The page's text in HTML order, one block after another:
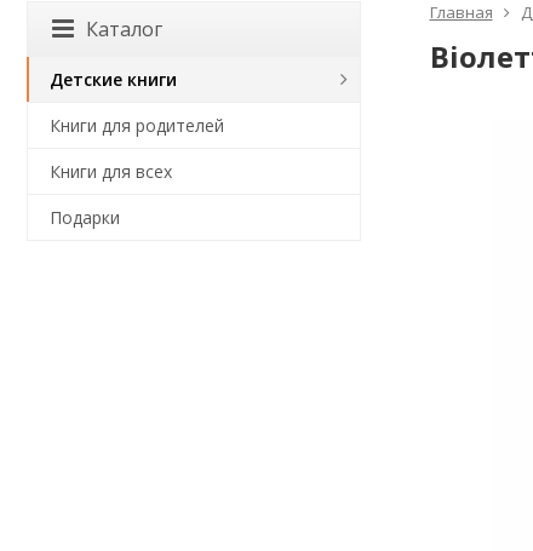
Главная
Каталог
Детские книги
Книги для родителей
Книги для всех
Подарки